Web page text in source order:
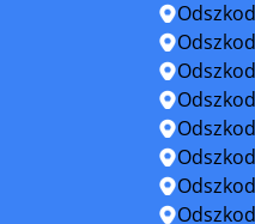
Nowa
Pruchnik
Ropczyce